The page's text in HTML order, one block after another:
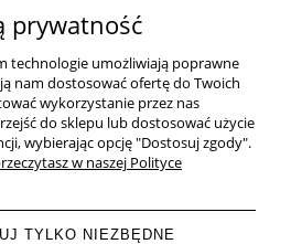
prywatność
technologie umożliwiają poprawne
nam dostosować ofertę do Twoich
wykorzystanie przez nas
do sklepu lub dostosować użycie
wybierając opcję "Dostosuj zgody".
w naszej Polityce
TYLKO NIEZBĘDNE